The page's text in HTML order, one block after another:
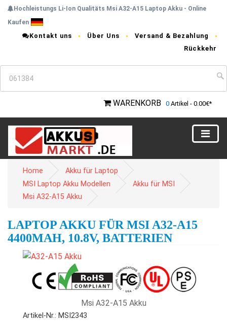
Hochleistungs Li-Ion Qualitäts Msi A32-A15 Laptop Akku - Online
Kaufen
Kontakt uns Über Uns
Versand & Bezahlung
Rückkehr
WARENKORB 0 Artikel - 0.00€*
Home
Akku für Laptop
MSI Laptop Akku Modellen
Akku für MSI
Msi A32-A15 Akku
LAPTOP AKKU FÜR MSI A32-A15
4400MAH, 10.8V, BATTERIEN
Msi A32-A15 Akku
Artikel-Nr.: MSI2343